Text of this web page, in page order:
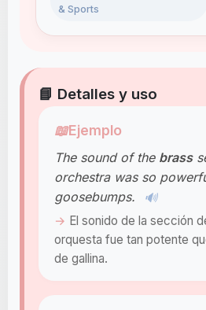
& Sports
📘 Detalles y uso
📖Ejemplo
The sound of the brass
orchestra was so
goosebumps.
🔊
El sonido de la sección
orquesta fue tan potente
de gallina.